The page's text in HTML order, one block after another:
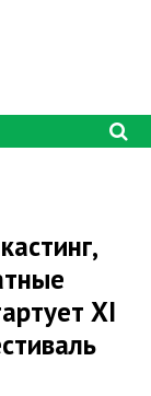
XI